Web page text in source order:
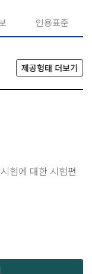
인용표준
제공형태 더보기
험에 대한 시험편